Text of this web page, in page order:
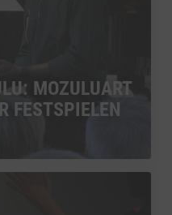
MOZULUART
FESTSPIELEN